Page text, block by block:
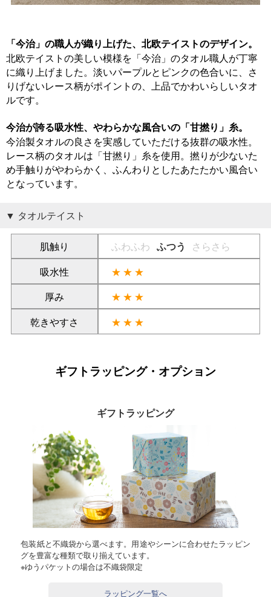
「今治」の職人が織り上げた、北欧テイストのデザイン。
北欧テイストの美しい模様を「今治」のタオル職人が丁寧
に織り上げました。淡いパープルとピンクの色合いに、さ
りげないレース柄がポイントの、上品でかわいらしいタオ
ルです。
今治が誇る吸水性、やわらかな風合いの「甘撚り」糸。
今治製タオルの良さを実感していただける抜群の吸水性。
レース柄のタオルは「甘撚り」糸を使用。撚りが少ないた
め手触りがやわらかく、ふんわりとしたあたたかい風合い
となっています。
タオルテイスト
肌触り ふわふわ ふつう
さらさら
吸水性
★★★
厚み
★★★
乾きやすさ
★★★
ギフトラッピング・オプション
ギフトラッピング
包装紙と不織袋から選べます。用途やシーンに合わせたラッピン
グを豊富な種類で取り揃えています。
※ゆうパケットの場合は不織袋限定
ラッピング一覧へ